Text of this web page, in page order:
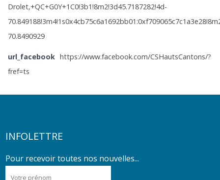
Drolet,+QC+G0Y+1C0!3b1!8m2!3d45.7187282!4d-
70.8490929
url_facebook https://www.facebook.com/CSHautsCantons/?
fref=ts
INFOLETTRE
Pour recevoir toutes nos nouvelles...